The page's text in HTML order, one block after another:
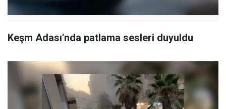
Keşm Adası'nda patlama sesleri duyuldu